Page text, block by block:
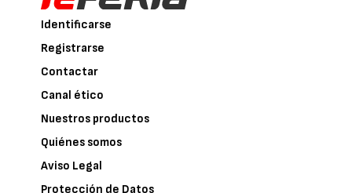
Identificarse
Registrarse
Contactar
Canal ético
Nuestros productos
Quiénes somos
Aviso Legal
Protección de Datos